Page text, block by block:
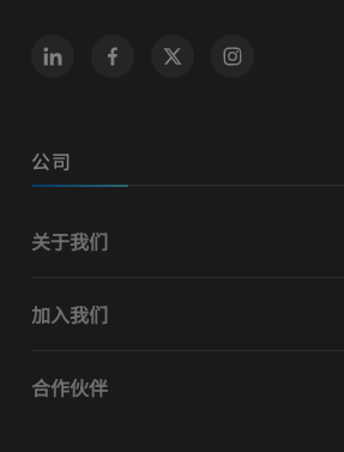
公司
关于我们
加入我们
合作伙伴